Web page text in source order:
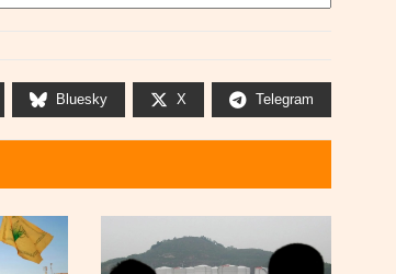
Bluesky X Telegram